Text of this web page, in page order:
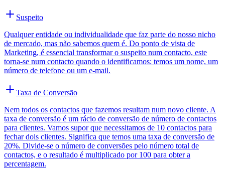
Suspeito
Qualquer entidade ou individualidade que faz parte do nosso nicho
de mercado, mas não sabemos quem é. Do ponto de vista de
Marketing, é essencial transformar o suspeito num contacto, este
torna-se num contacto quando o identificamos: temos um nome, um
número de telefone ou um e-mail.
Taxa de Conversão
Nem todos os contactos que fazemos resultam num novo cliente. A
taxa de conversão é um rácio de conversão de número de contactos
para clientes. Vamos supor que necessitamos de 10 contactos para
fechar dois clientes. Significa que temos uma taxa de conversão de
20%. Divide-se o número de conversões pelo número total de
contactos, e o resultado é multiplicado por 100 para obter a
percentagem.